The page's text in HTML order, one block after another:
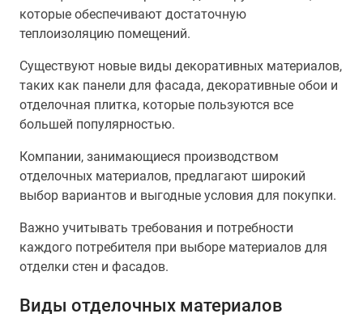
которые обеспечивают достаточную
теплоизоляцию помещений.
Существуют новые виды декоративных материалов,
таких как панели для фасада, декоративные обои и
отделочная плитка, которые пользуются все
большей популярностью.
Компании, занимающиеся производством
отделочных материалов, предлагают широкий
выбор вариантов и выгодные условия для покупки.
Важно учитывать требования и потребности
каждого потребителя при выборе материалов для
отделки стен и фасадов.
Виды отделочных материалов